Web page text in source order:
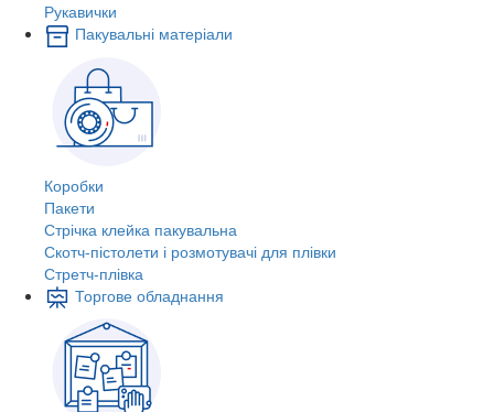
Рукавички
Пакувальні матеріали
Коробки
Пакети
Стрічка клейка пакувальна
Скотч-пістолети і розмотувачі для плівки
Стретч-плівка
Торгове обладнання